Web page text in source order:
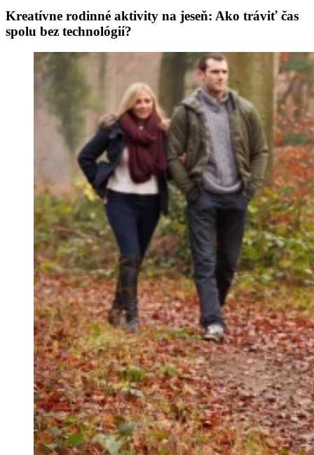
Kreatívne rodinné aktivity na jeseň: Ako tráviť čas
spolu bez technológií?